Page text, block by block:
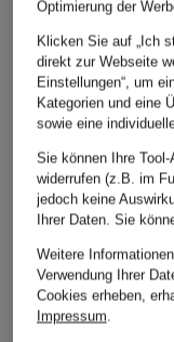
Optimierung der
Klicken Sie auf „Ich
direkt zur Webseite
Einstellungen“, um
Kategorien und eine
sowie eine
Sie können Ihre
widerrufen (z.B. im
jedoch keine
Ihrer Daten. Sie
Weitere
Verwendung Ihrer
Cookies erheben,
Impressum.